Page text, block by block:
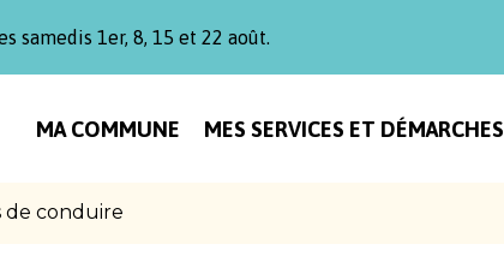
samedis 1er, 8, 15 et 22 août.
MA COMMUNE MES SERVICES ET DÉMARCHES
de conduire